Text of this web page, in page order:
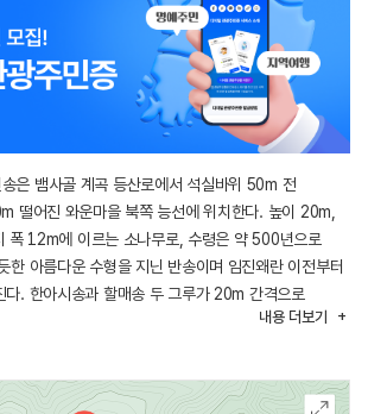
은 뱀사골 계곡 등산로에서 석실바위 50m 전
떨어진 와운마을 북쪽 능선에 위치한다. 높이 20m,
폭 12m에 이르는 소나무로, 수령은 약 500년으로
한 아름다운 수형을 지닌 반송이며 임진왜란 이전부터
다. 한아시송과 할매송 두 그루가 20m 간격으로
된 할매송을 주민들은 ‘천년송’이라 부른다.
내용 더보기